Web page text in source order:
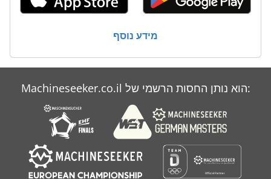
מידע נוסף
Machineseeker.co.il הוא נותן החסות הרשמי של: